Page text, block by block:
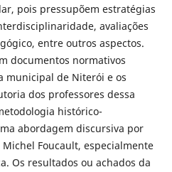
pois pressupõem estratégias
avaliações
entre outros aspectos.
documentos normativos
municipal de Niterói e os
dos professores dessa
histórico-
abordagem discursiva por
Foucault, especialmente
Os resultados ou achados da